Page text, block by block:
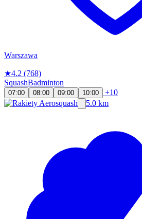
Warszawa
★4.2 (768)
SquashBadminton
07:00 08:00 09:00 10:00
+10
5.0 km